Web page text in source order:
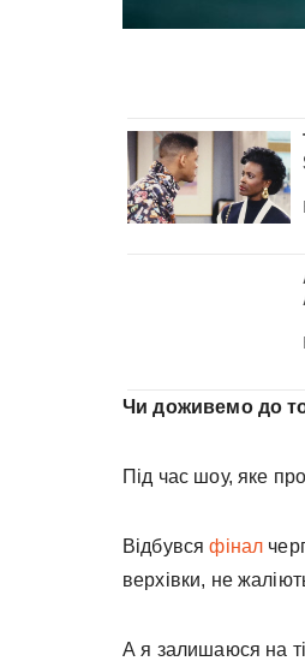
Чи доживемо до
Під час шоу, яке
Відбувсяфінал
верхівки, не
А я залишаюся на